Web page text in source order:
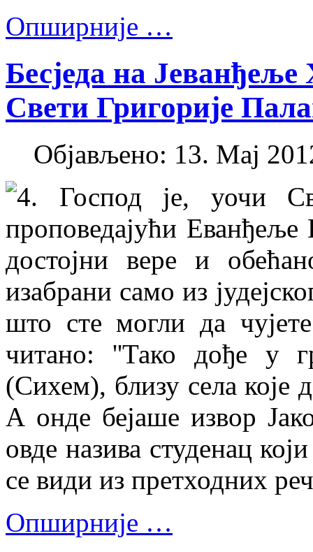
Опширније …
Бесједа на
Свети Григорије
Објављено: 13. Мај
4. Господ је, уочи
проповедајући
достојни вере и
изабрани само из
што сте могли да
читано: ''Тако дође у
(Сихем), близу села које
А онде бејаше извор
овде назива студенац
се види из претходних
Опширније …